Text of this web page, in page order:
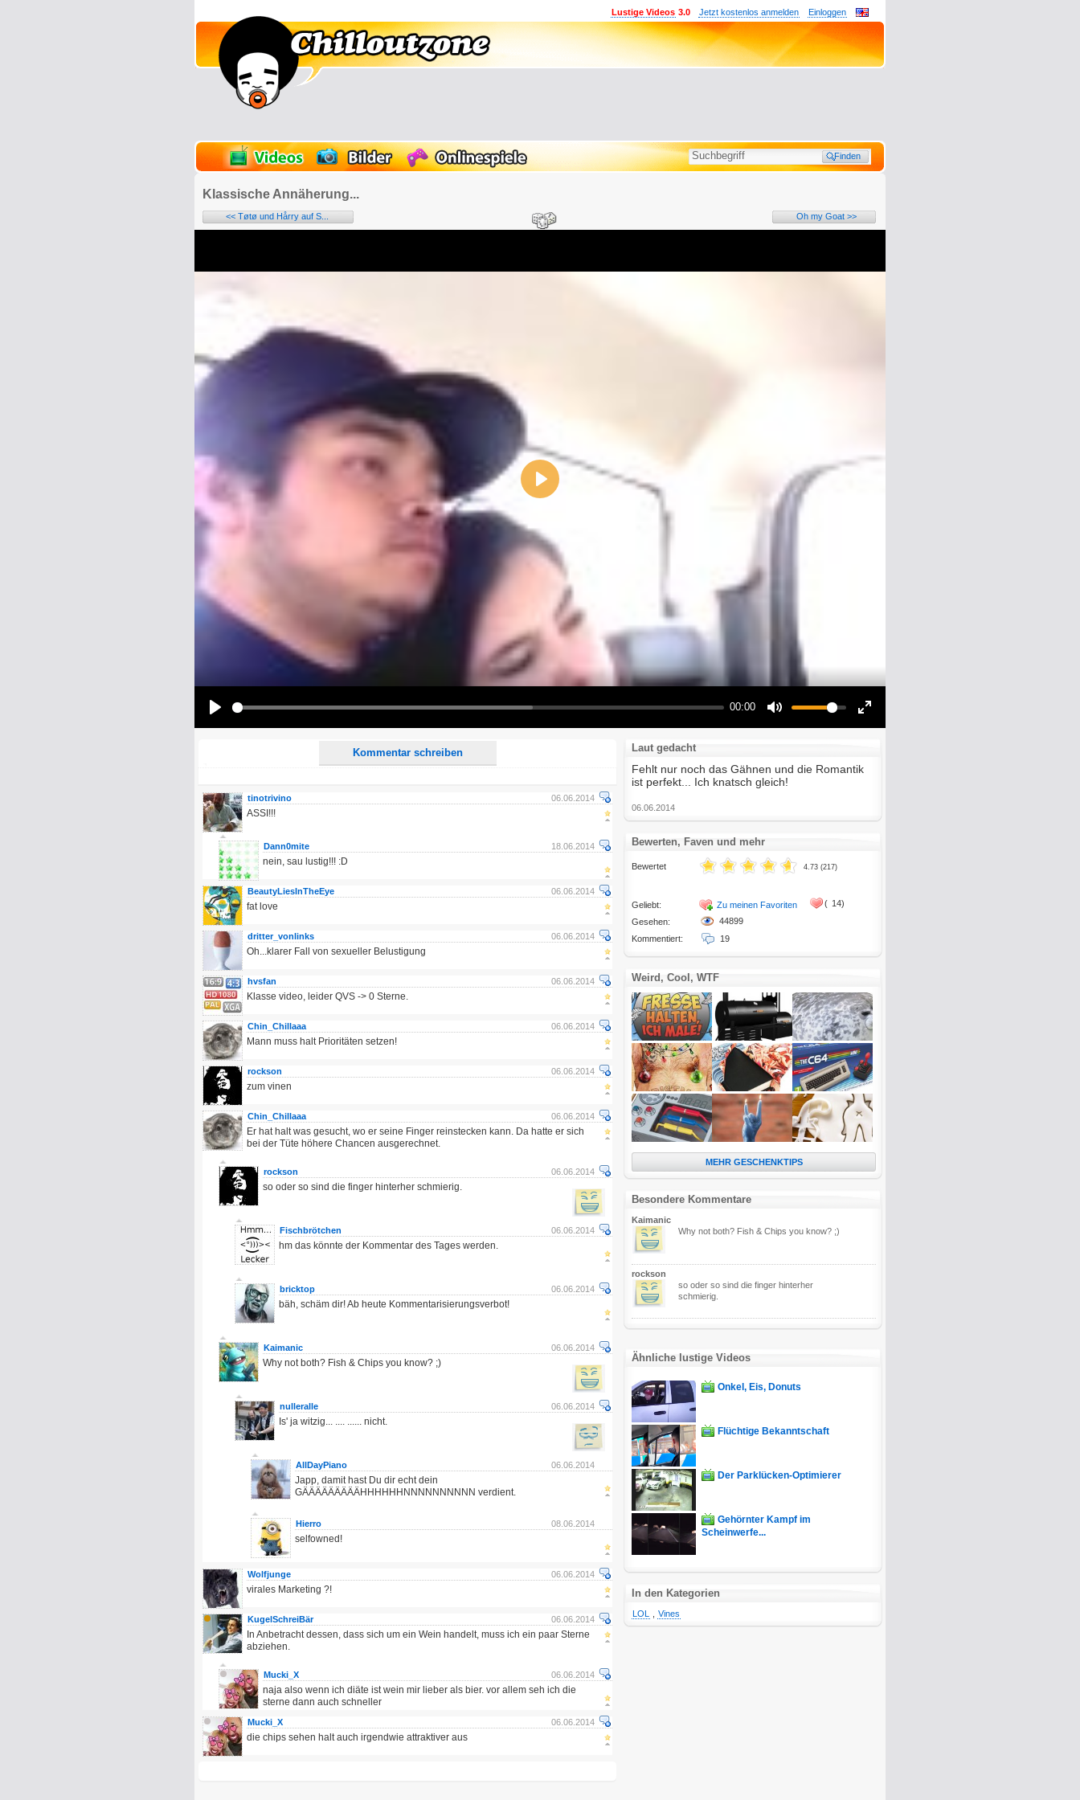
Einloggen
Jetzt kostenlos anmelden
Lustige Videos 3.0
Klassische Annäherung...
<< Tøtø und Hårry auf S... Oh my Goat >>
00:00
Play
Kommentar schreiben
Alle HTML-Tags außer <br>, <strike> und <i> werden aus Deinem Kommentar entfernt.
URLs werden automatisch umgewandelt. Bitte verwende "www." oder "http://" in URLs
Ich möchte eine E-Mail, wenn auf dieser Seite weitere Kommentare erscheinen.
06.06.2014
tinotrivino
ASSI!!!
18.06.2014
Dann0mite
nein, sau lustig!!! :D
06.06.2014
BeautyLiesInTheEye
fat love
06.06.2014
dritter_vonlinks
Oh...klarer Fall von sexueller Belustigung
06.06.2014
hvsfan
Klasse video, leider QVS -> 0 Sterne.
06.06.2014
Chin_Chillaaa
Mann muss halt Prioritäten setzen!
06.06.2014
rockson
zum vinen
06.06.2014
Chin_Chillaaa
Er hat halt was gesucht, wo er seine Finger reinstecken kann. Da hatte er sich
bei der Tüte höhere Chancen ausgerechnet.
06.06.2014
rockson
so oder so sind die finger hinterher schmierig.
06.06.2014
Fischbrötchen
hm das könnte der Kommentar des Tages werden.
06.06.2014
bricktop
bäh, schäm dir! Ab heute Kommentarisierungsverbot!
06.06.2014
Kaimanic
Why not both? Fish & Chips you know? ;)
06.06.2014
nulleralle
Is' ja witzig... .... ...... nicht.
06.06.2014
AllDayPiano
Japp, damit hast Du dir echt dein
GÄÄÄÄÄÄÄÄÄHHHHHHNNNNNNNNNN verdient.
08.06.2014
Hierro
selfowned!
06.06.2014
Wolfjunge
virales Marketing ?!
06.06.2014
KugelSchreiBär
In Anbetracht dessen, dass sich um ein Wein handelt, muss ich ein paar Sterne
abziehen.
06.06.2014
Mucki_X
naja also wenn ich diäte ist wein mir lieber als bier. vor allem seh ich die
sterne dann auch schneller
06.06.2014
Mucki_X
die chips sehen halt auch irgendwie attraktiver aus
Laut gedacht
Fehlt nur noch das Gähnen und die Romantik
ist perfekt... Ich knatsch gleich!
06.06.2014
Bewerten, Faven und mehr
Bewertet
Geliebt:
Gesehen:
Kommentiert:
4.73 (217)
Zu meinen Favoriten
44899
19
( 14)
Weird, Cool, WTF
MEHR GESCHENKTIPS
Besondere Kommentare
Kaimanic
Why not both? Fish & Chips you know? ;)
rockson
so oder so sind die finger hinterher
schmierig.
Ähnliche lustige Videos
Onkel, Eis, Donuts
Flüchtige Bekanntschaft
Der Parklücken-Optimierer
Gehörnter Kampf im
Scheinwerfe...
In den Kategorien
LOL Vines